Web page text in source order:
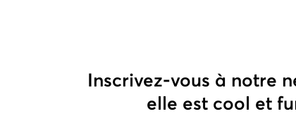
Inscrivez-vous à notre
elle est cool et